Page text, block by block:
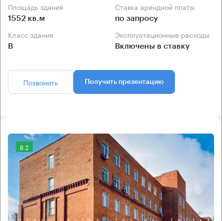
Площадь здания
1552 кв.м
Ставка арендной платы
по запросу
Класс здания
B
Эксплуатационные расходы
Включены в ставку
Позвонить Получить презентацию
8.2